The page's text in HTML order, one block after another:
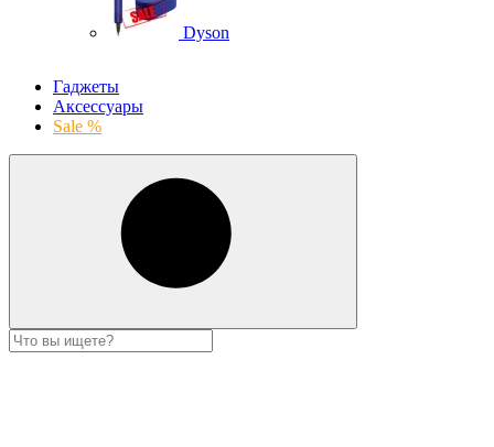
Dyson
Гаджеты
Аксессуары
Sale %